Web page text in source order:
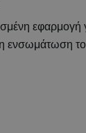
εφαρμογή
ενσωμάτωση